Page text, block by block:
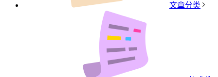
文章分类